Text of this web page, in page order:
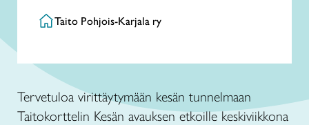
Taito Pohjois-Karjala ry
Tervetuloa virittäytymään kesän tunnelmaan
Taitokorttelin Kesän avauksen etkoille keskiviikkona